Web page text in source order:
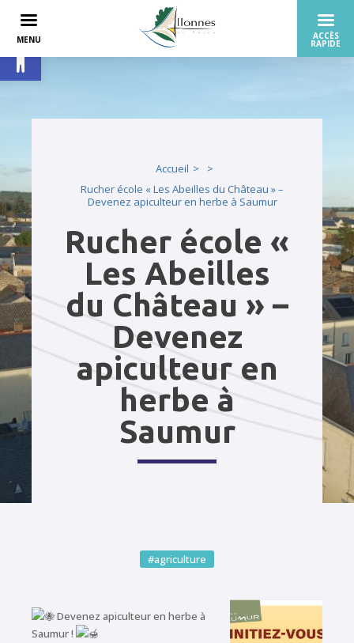
Ouvrir la barre d’outils
Accueil
Rucher école « Les Abeilles du Château » –
Devenez apiculteur en herbe à Saumur
Rucher école «
Les Abeilles
du Château » –
Devenez
apiculteur en
herbe à
Saumur
#agriculture
Devenez apiculteur en herbe à
Saumur !